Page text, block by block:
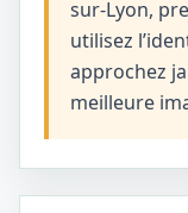
sur-Lyon,
utilisez
approchez
meilleure